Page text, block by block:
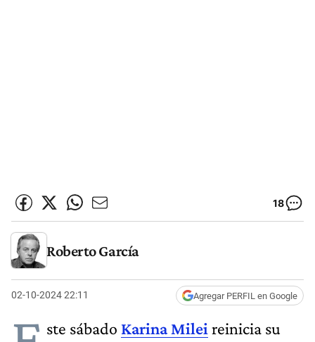
18
Roberto García
02-10-2024 22:11 Agregar PERFIL en Google
ste sábado Karina Milei reinicia su